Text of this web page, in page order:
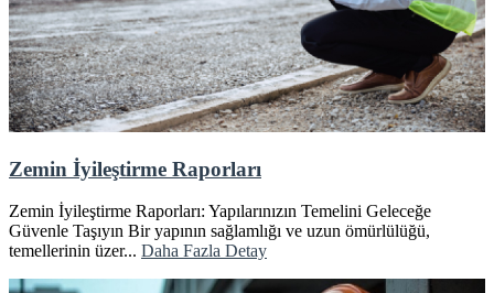
Zemin İyileştirme Raporları
Zemin İyileştirme Raporları: Yapılarınızın Temelini Geleceğe
Güvenle Taşıyın Bir yapının sağlamlığı ve uzun ömürlülüğü,
temellerinin üzer... Daha Fazla Detay